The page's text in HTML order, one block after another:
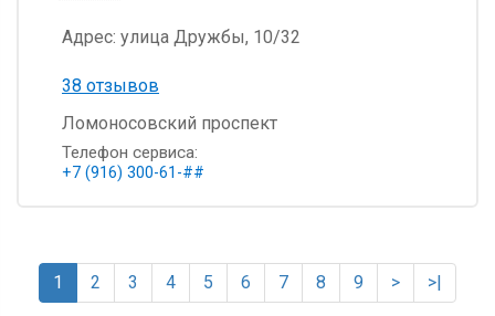
Адрес: улица Дружбы, 10/32
38 отзывов
Ломоносовский проспект
Телефон сервиса:
+7 (916) 300-61-##
1 2 3 4 5 6 7 8 9 > >|